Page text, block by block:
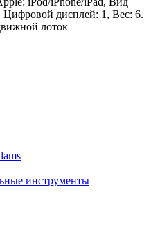
Цифровой дисплей: 1, Вес: 6.
лоток
инструменты